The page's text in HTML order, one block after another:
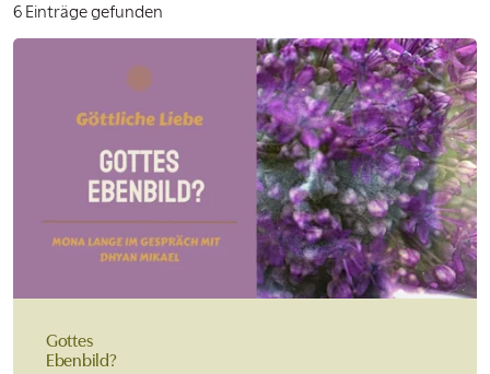
6 Einträge gefunden
Gottes
Ebenbild?